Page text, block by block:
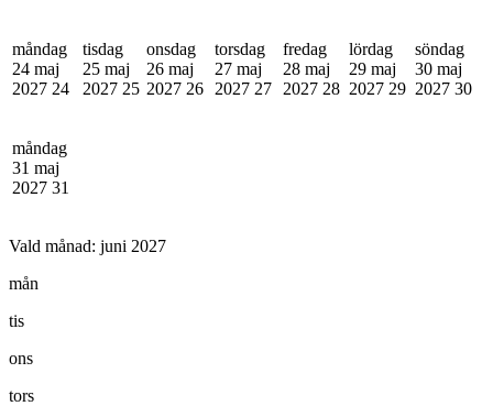
måndag
24 maj
2027 24
tisdag
25 maj
2027 25
onsdag
26 maj
2027 26
torsdag
27 maj
2027 27
fredag
28 maj
2027 28
lördag
29 maj
2027 29
söndag
30 maj
2027 30
måndag
31 maj
2027 31
Vald månad: juni 2027
mån
tis
ons
tors